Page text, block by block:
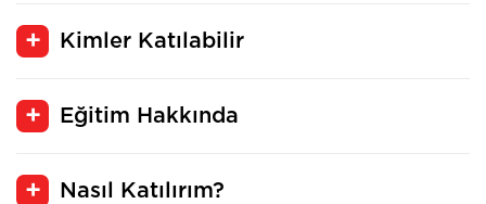
Kimler Katılabilir
Eğitim Hakkında
Nasıl Katılırım?